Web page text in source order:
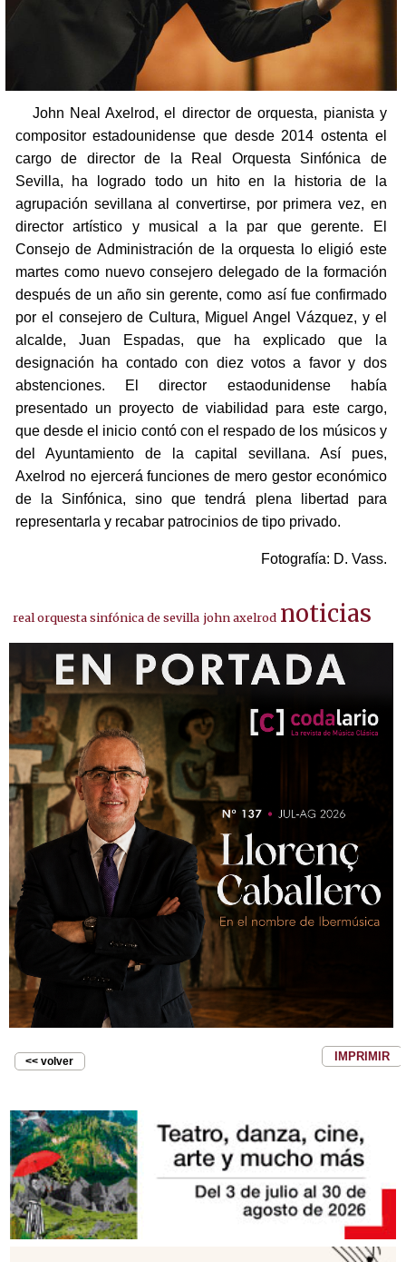
John Neal Axelrod, el director de orquesta, pianista y
compositor estadounidense que desde 2014 ostenta el
cargo de director de la Real Orquesta Sinfónica de
Sevilla, ha logrado todo un hito en la historia de la
agrupación sevillana al convertirse, por primera vez, en
director artístico y musical a la par que gerente. El
Consejo de Administración de la orquesta lo eligió este
martes como nuevo consejero delegado de la formación
después de un año sin gerente, como así fue confirmado
por el consejero de Cultura, Miguel Angel Vázquez, y el
alcalde, Juan Espadas, que ha explicado que la
designación ha contado con diez votos a favor y dos
abstenciones. El director estaodunidense había
presentado un proyecto de viabilidad para este cargo,
que desde el inicio contó con el respado de los músicos y
del Ayuntamiento de la capital sevillana. Así pues,
Axelrod no ejercerá funciones de mero gestor económico
de la Sinfónica, sino que tendrá plena libertad para
representarla y recabar patrocinios de tipo privado.
Fotografía: D. Vass.
real orquesta sinfónica de sevilla john axelrod noticias
<< volver IMPRIMIR